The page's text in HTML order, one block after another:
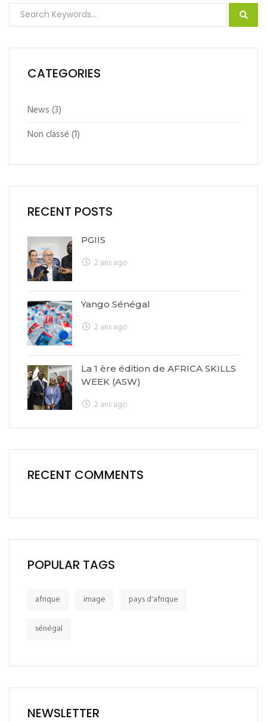
CATEGORIES
News (3)
Non classé (1)
RECENT POSTS
PGIIS
2 ans ago
Yango Sénégal
2 ans ago
La 1 ère édition de AFRICA SKILLS
WEEK (ASW)
2 ans ago
RECENT COMMENTS
POPULAR TAGS
afrique image pays d'afrique
sénégal
NEWSLETTER